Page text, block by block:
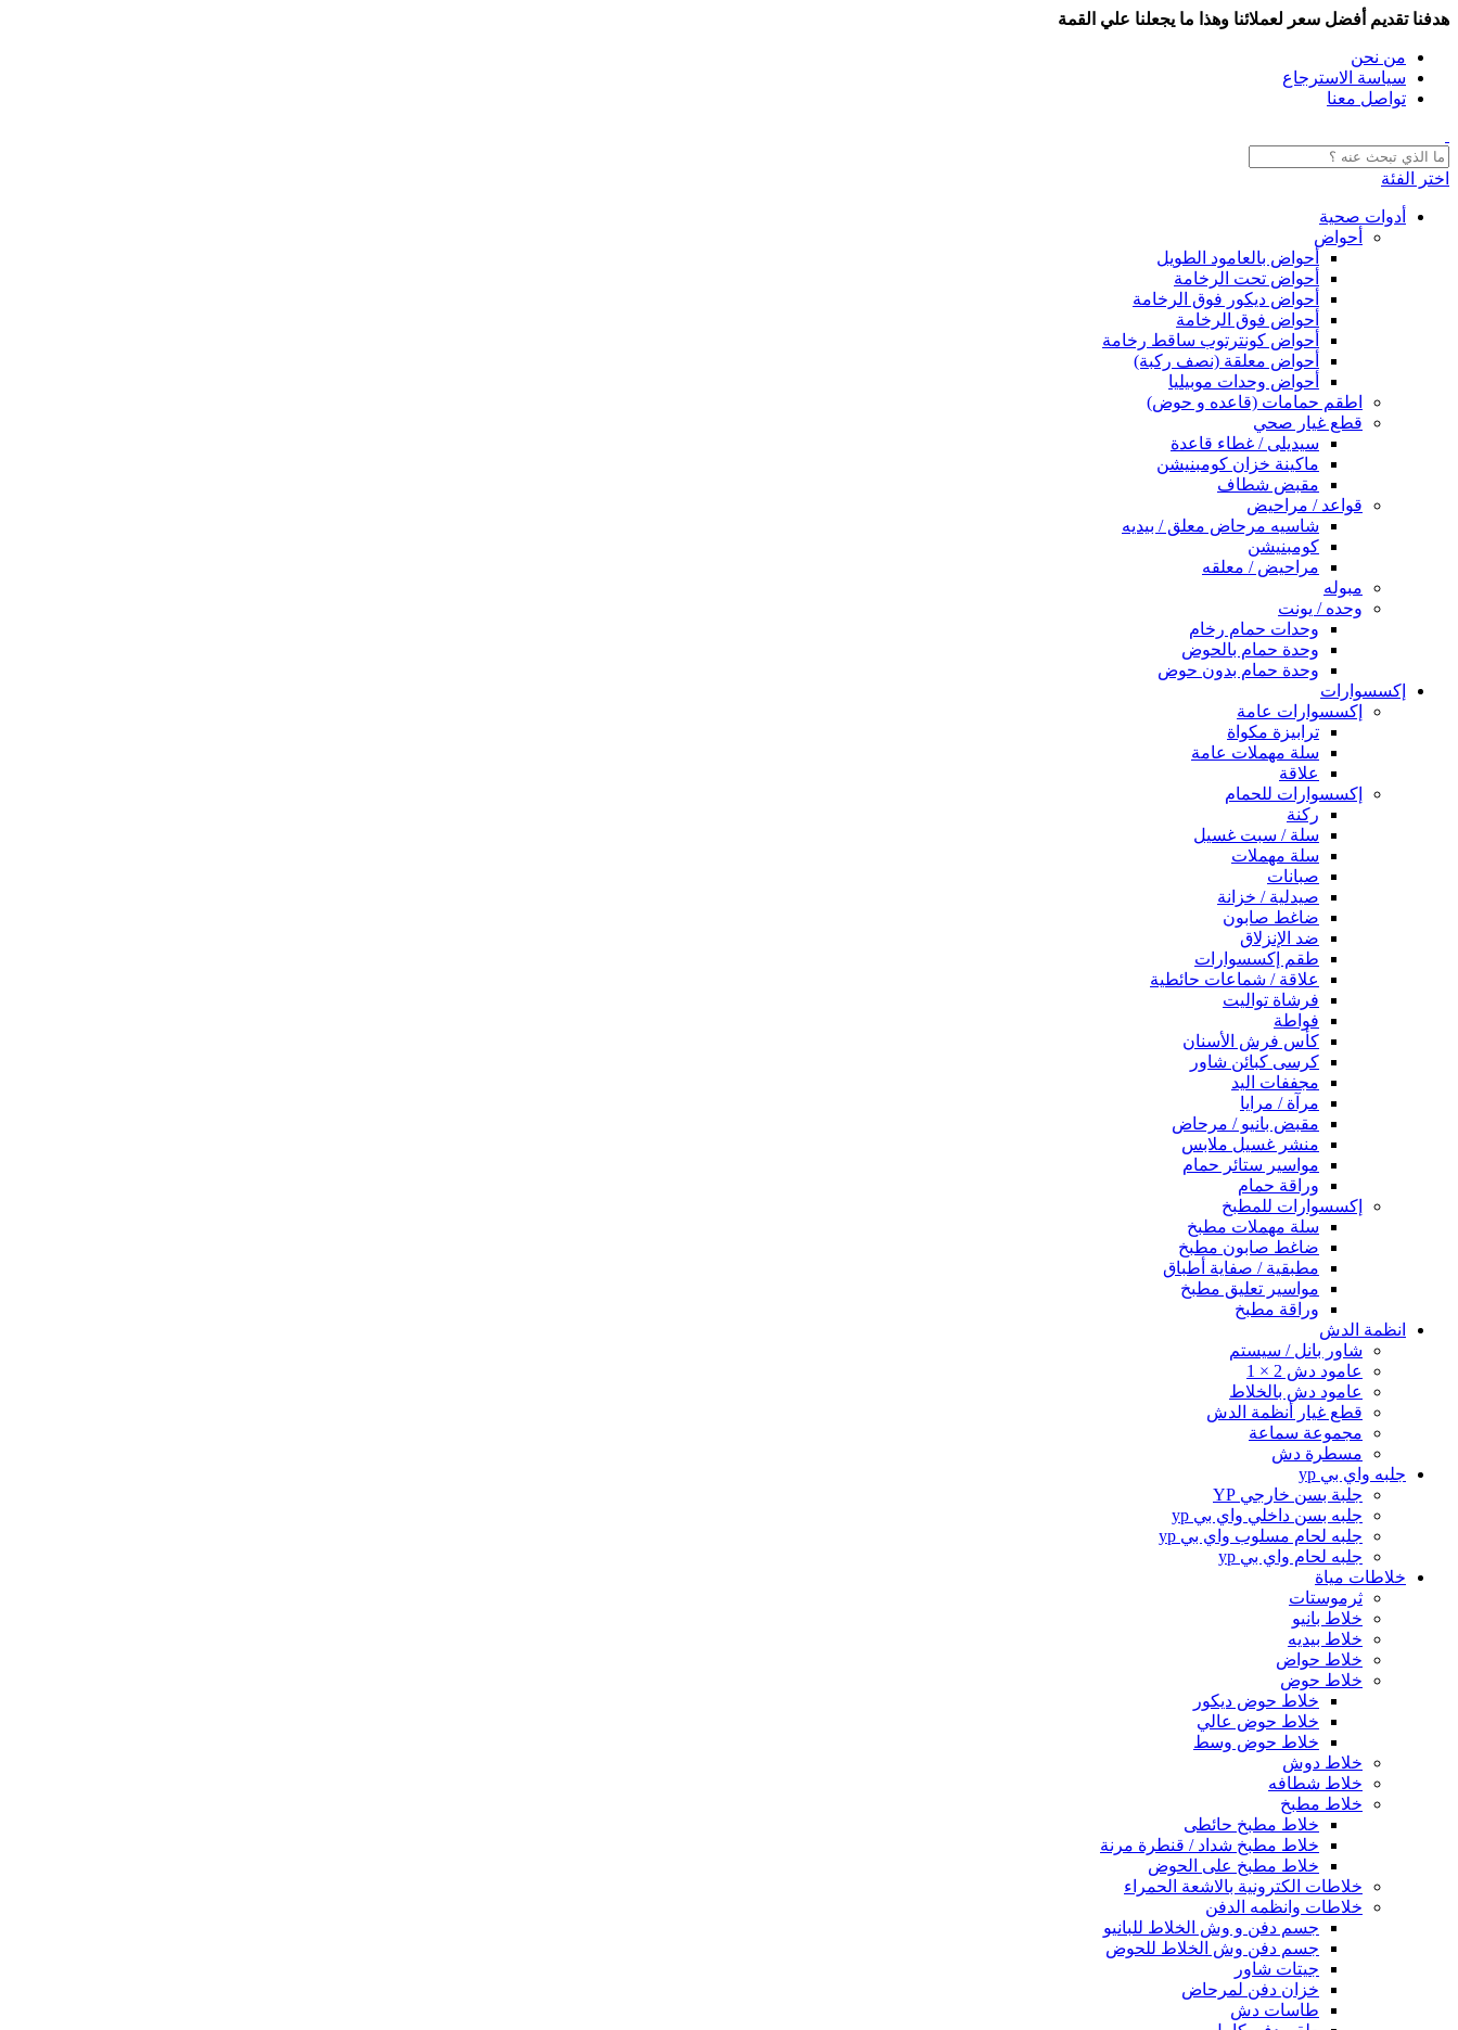
هدفنا تقديم أفضل سعر لعملائنا وهذا ما يجعلنا علي القمة
من نحن
سياسة الاسترجاع
تواصل معنا
اختر الفئة
أدوات صحية
أحواض
أحواض بالعامود الطويل
أحواض تحت الرخامة
أحواض ديكور فوق الرخامة
أحواض فوق الرخامة
أحواض كونترتوب ساقط رخامة
أحواض معلقة (نصف ركبة)
أحواض وحدات موبيليا
اطقم حمامات (قاعده و حوض)
قطع غيار صحي
سيديلى / غطاء قاعدة
ماكينة خزان كومبنيشن
مقبض شطاف
قواعد / مراحيض
شاسيه مرحاض معلق / بيديه
كومبنيشن
مراحيض / معلقه
مبوله
وحده / يونت
وحدات حمام رخام
وحدة حمام بالحوض
وحدة حمام بدون حوض
إكسسوارات
إكسسوارات عامة
ترابيزة مكواة
سلة مهملات عامة
علاقة
إكسسوارات للحمام
ركنة
سلة / سبت غسيل
سلة مهملات
صبانات
صيدلية / خزانة
ضاغط صابون
ضد الإنزلاق
طقم إكسسوارات
علاقة / شماعات حائطية
فرشاة تواليت
فواطة
كأس فرش الأسنان
كرسى كبائن شاور
مجففات اليد
مرآة / مرايا
مقبض بانيو / مرحاض
منشر غسيل ملابس
مواسير ستائر حمام
وراقة حمام
إكسسوارات للمطبخ
سلة مهملات مطبخ
ضاغط صابون مطبخ
مطبقية / صفاية أطباق
مواسير تعليق مطبخ
وراقة مطبخ
انظمة الدش
شاور بانل / سيستم
عامود دش 2 × 1
عامود دش بالخلاط
قطع غيار أنظمة الدش
مجموعة سماعة
مسطرة دش
جلبه واي بي yp
جلبة بسن خارجي YP
جلبه بسن داخلي واي بي yp
جلبه لحام مسلوب واي بي yp
جلبه لحام واي بي yp
خلاطات مياة
ثرموستات
خلاط بانيو
خلاط بيديه
خلاط حواض
خلاط حوض
خلاط حوض ديكور
خلاط حوض عالي
خلاط حوض وسط
خلاط دوش
خلاط شطافه
خلاط مطبخ
خلاط مطبخ حائطى
خلاط مطبخ شداد / قنطرة مرنة
خلاط مطبخ على الحوض
خلاطات الكترونية بالاشعة الحمراء
خلاطات وانظمه الدفن
جسم دفن و وش الخلاط للبانيو
جسم دفن وش الخلاط للحوض
جيتات شاور
خزان دفن لمرحاض
طاسات دش